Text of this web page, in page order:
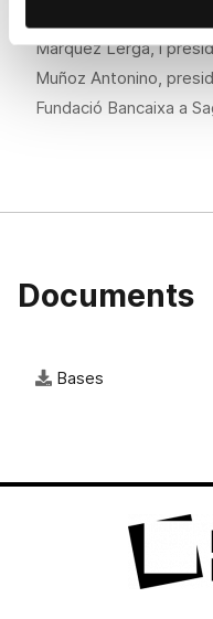
Márquez Lerga, i
Muñoz Antonino,
Fundació Bancaixa a
Documents
Bases